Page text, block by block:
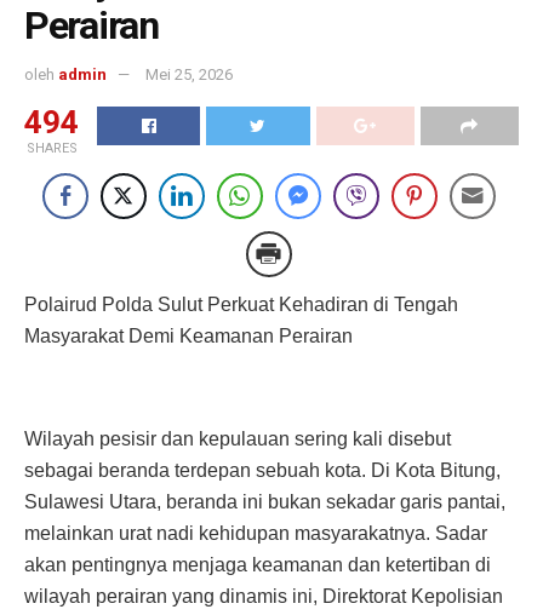
Perairan
oleh admin Mei 25, 2026
494
SHARES
Polairud Polda Sulut Perkuat Kehadiran di Tengah
Masyarakat Demi Keamanan Perairan
Wilayah pesisir dan kepulauan sering kali disebut
sebagai beranda terdepan sebuah kota. Di Kota Bitung,
Sulawesi Utara, beranda ini bukan sekadar garis pantai,
melainkan urat nadi kehidupan masyarakatnya. Sadar
akan pentingnya menjaga keamanan dan ketertiban di
wilayah perairan yang dinamis ini, Direktorat Kepolisian